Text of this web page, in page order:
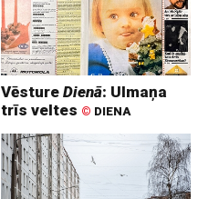
VēstureDienā: Ulmaņa
trīs veltes © DIENA